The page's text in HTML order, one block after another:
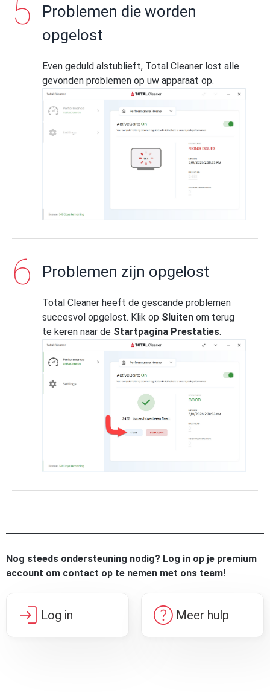
Problemen die worden
opgelost
Even geduld alstublieft, Total Cleaner lost alle
gevonden problemen op uw apparaat op.
Problemen zijn opgelost
Total Cleaner heeft de gescande problemen
succesvol opgelost. Klik op Sluiten om terug
te keren naar de Startpagina Prestaties.
Nog steeds ondersteuning nodig? Log in op je premium
account om contact op te nemen met ons team!
login Log in help Meer hulp